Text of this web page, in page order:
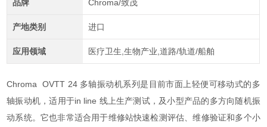
品牌 Chroma/致茂
产地类别 进口
应用领域 医疗卫生,生物产业,道路/轨道/船舶
Chroma OVTT 24 多轴振动机系列是目前市面上轻便可移动式的多
轴振动机，适用于in line 线上生产测试，及小型产品的多方向随机振
动系统。它也非常适合用于维修站快速检测评估、维修验证和多个小